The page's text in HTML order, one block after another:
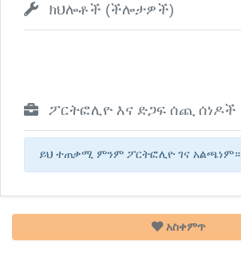
ክህሎቶች (ችሎታዎች)
ፖርትፎሊዮ እና ድጋፍ ሰጪ ሰነዶች
ይህ ተጠቃሚ ምንም ፖርትፎሊዮ ገና አልጫነም።
አስቀምጥ